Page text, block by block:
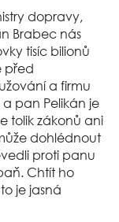
dopravy,
Brabec nás
tisíc bilionů
před
a firmu
pan Pelikán je
tolik zákonů ani
dohlédnout
proti panu
Chtít ho
je jasná